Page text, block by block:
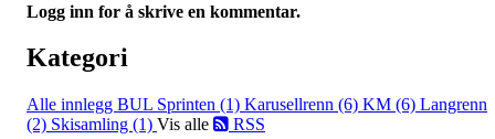
Logg inn for å skrive en kommentar.
Kategori
Alle innlegg BUL Sprinten (1) Karusellrenn (6) KM (6) Langrenn
(2) Skisamling (1) Vis alle RSS